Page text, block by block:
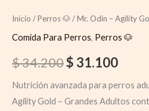
Inicio /Perros 🐶/ Mr. Odin – Agility
Comida Para Perros, Perros 🐶
$34.200$ 31.100
Nutrición avanzada para perros
Agility Gold – Grandes Adultos